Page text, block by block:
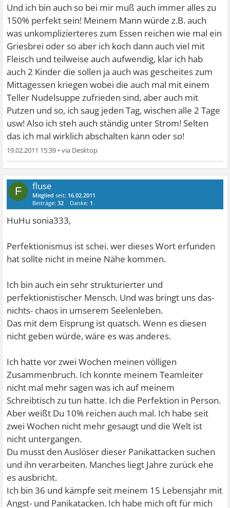
Und ich bin auch so bei mir muß auch immer alles zu
150% perfekt sein! Meinem Mann würde z.B. auch
was unkomplizierteres zum Essen reichen wie mal ein
Griesbrei oder so aber ich koch dann auch viel mit
Fleisch und teilweise auch aufwendig, klar ich hab
auch 2 Kinder die sollen ja auch was gescheites zum
Mittagessen kriegen wobei die auch mal mit einem
Teller Nudelsuppe zufrieden sind, aber auch mit
Putzen und so, ich saug jeden Tag, wischen alle 2 Tage
usw! Also ich steh auch ständig unter Strom! Selten
das ich mal wirklich abschalten kann oder so!
19.02.2011 15:39 •
F fluse
Mitglied seit: 16.02.2011
Beiträge:32 Danke: 1
HuHu sonia333,
Perfektionismus ist schei. wer dieses Wort erfunden
hat sollte nicht in meine Nähe kommen.
Ich bin auch ein sehr strukturierter und
perfektionistischer Mensch. Und was bringt uns das-
nichts- chaos in umserem Seelenleben.
Das mit dem Eisprung ist quatsch. Wenn es diesen
nicht geben würde, wäre es was anderes.
Ich hatte vor zwei Wochen meinen völligen
Zusammenbruch. Ich konnte meinem Teamleiter
nicht mal mehr sagen was ich auf meinem
Schreibtisch zu tun hatte. Ich die Perfektion in Person.
Aber weißt Du 10% reichen auch mal. Ich habe seit
zwei Wochen nicht mehr gesaugt und die Welt ist
nicht untergangen.
Du musst den Auslöser dieser Panikattacken suchen
und ihn verarbeiten. Manches liegt Jahre zurück ehe
es ausbricht.
Ich bin 36 und kämpfe seit meinem 15 Lebensjahr mit
Angst- und Panikatacken. Ich habe mich oft für mich